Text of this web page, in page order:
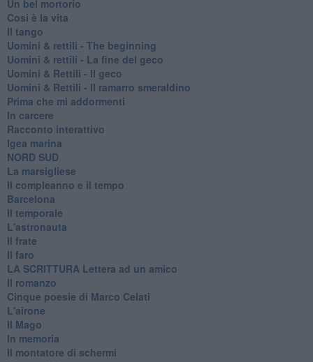
Un bel mortorio
Cosi è la vita
Il tango
​Uomini & rettili - The beginning
​Uomini & rettili - La fine del geco
Uomini & Rettili - Il geco
Uomini & Rettili - Il ramarro smeraldino
Prima che mi addormenti
In carcere
Racconto interattivo
Igea marina
​NORD SUD
La marsigliese
Il compleanno e il tempo
Barcelona
Il temporale
L'astronauta
Il frate
Il faro
​LA SCRITTURA Lettera ad un amico
Il romanzo
Cinque poesie di Marco Celati
L'airone
Il Mago
In memoria
Il montatore di schermi